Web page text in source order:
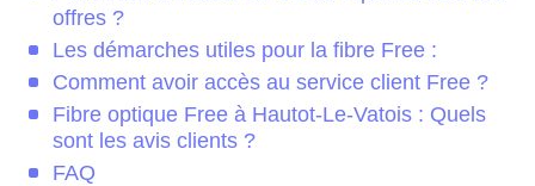
offres ?
Les démarches utiles pour la fibre Free :
Comment avoir accès au service client Free ?
Fibre optique Free à Hautot-Le-Vatois : Quels
sont les avis clients ?
FAQ